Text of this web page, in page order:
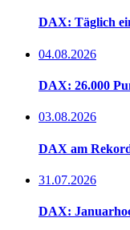
DAX: Täglich
04.08.2026
DAX: 26.000
03.08.2026
DAX am
31.07.2026
DAX: